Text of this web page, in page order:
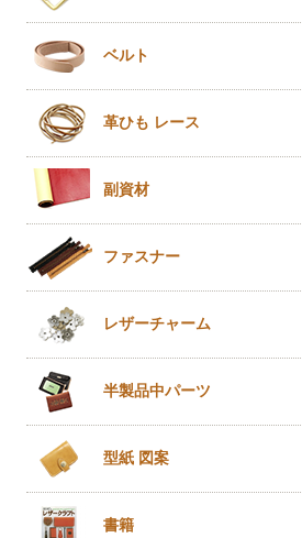
ベルト
革ひも レース
副資材
ファスナー
レザーチャーム
半製品中パーツ
型紙 図案
書籍